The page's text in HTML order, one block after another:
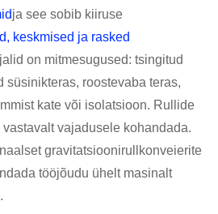
ja see sobib kiiruse
keskmised ja rasked
on mitmesugused: tsingitud
süsinikteras, roostevaba teras,
kate või isolatsioon. Rullide
vajadusele kohandada.
gravitatsioonirullkonveierite
tööjõudu ühelt masinalt